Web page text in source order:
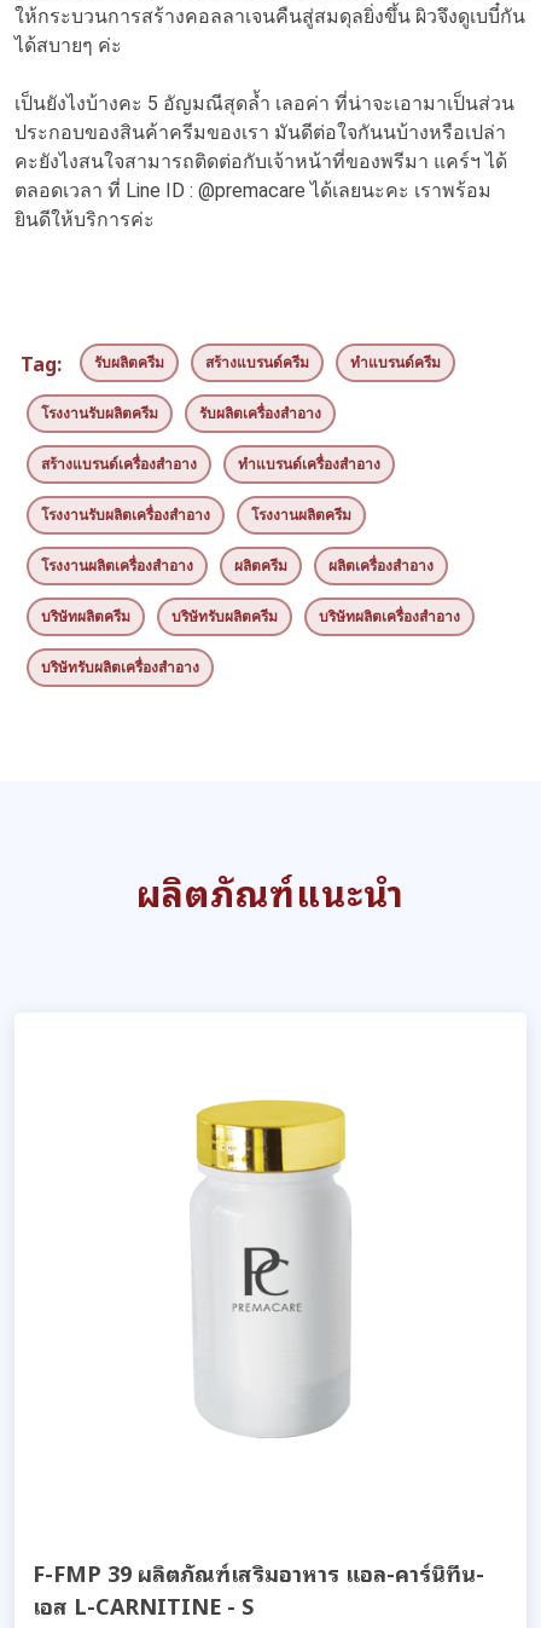
ให้กระบวนการสร้างคอลลาเจนคืนสู่สมดุลยิ่งขึ้น ผิวจึงดูเบบี๋กัน
ได้สบายๆ ค่ะ
เป็นยังไงบ้างคะ 5 อัญมณีสุดล้ำ เลอค่า ที่น่าจะเอามาเป็นส่วน
ประกอบของสินค้าครีมของเรา มันดีต่อใจกันนบ้างหรือเปล่า
คะยังไงสนใจสามารถติดต่อกับเจ้าหน้าที่ของพรีมา แคร์ฯ ได้
ตลอดเวลา ที่ Line ID : @premacare ได้เลยนะคะ เราพร้อม
ยินดีให้บริการค่ะ
Tag: รับผลิตครีม สร้างแบรนด์ครีม ทำแบรนด์ครีม
โรงงานรับผลิตครีม รับผลิตเครื่องสำอาง
สร้างแบรนด์เครื่องสำอาง ทำแบรนด์เครื่องสำอาง
โรงงานรับผลิตเครื่องสำอาง โรงงานผลิตครีม
โรงงานผลิตเครื่องสำอาง ผลิตครีม ผลิตเครื่องสำอาง
บริษัทผลิตครีม บริษัทรับผลิตครีม บริษัทผลิตเครื่องสำอาง
บริษัทรับผลิตเครื่องสำอาง
ผลิตภัณฑ์แนะนำ
F-FMP 39 ผลิตภัณฑ์เสริมอาหาร แอล-คาร์นิทีน-
เอส L-CARNITINE - S